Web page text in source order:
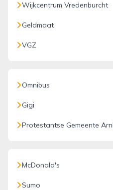
Wijkcentrum Vredenburcht
Geldmaat
VGZ
Omnibus
Gigi
Protestantse Gemeente
McDonald's
Sumo